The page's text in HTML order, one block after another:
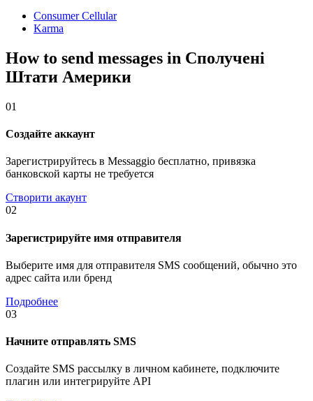
Consumer Cellular
Karma
How to send messages in Сполучені
Штати Америки
01
Создайте аккаунт
Зарегистрируйтесь в Messaggio бесплатно, привязка
банковской карты не требуется
Створити акаунт
02
Зарегистрируйте имя отправителя
Выберите имя для отправителя SMS сообщений, обычно это
адрес сайта или бренд
Подробнее
03
Начните отправлять SMS
Создайте SMS рассылку в личном кабинете, подключите
плагин или интегрируйте API